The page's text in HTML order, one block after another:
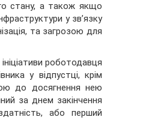
стану, а також якщо
у зв’язку
та загрозою для
роботодавця
у відпустці, крім
до досягнення нею
за днем закінчення
або перший